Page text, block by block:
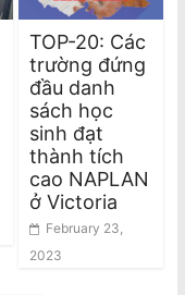
TOP-20: Các
trường đứng
đầu danh
sách học
sinh đạt
thành tích
cao NAPLAN
ở Victoria
February 23,
2023